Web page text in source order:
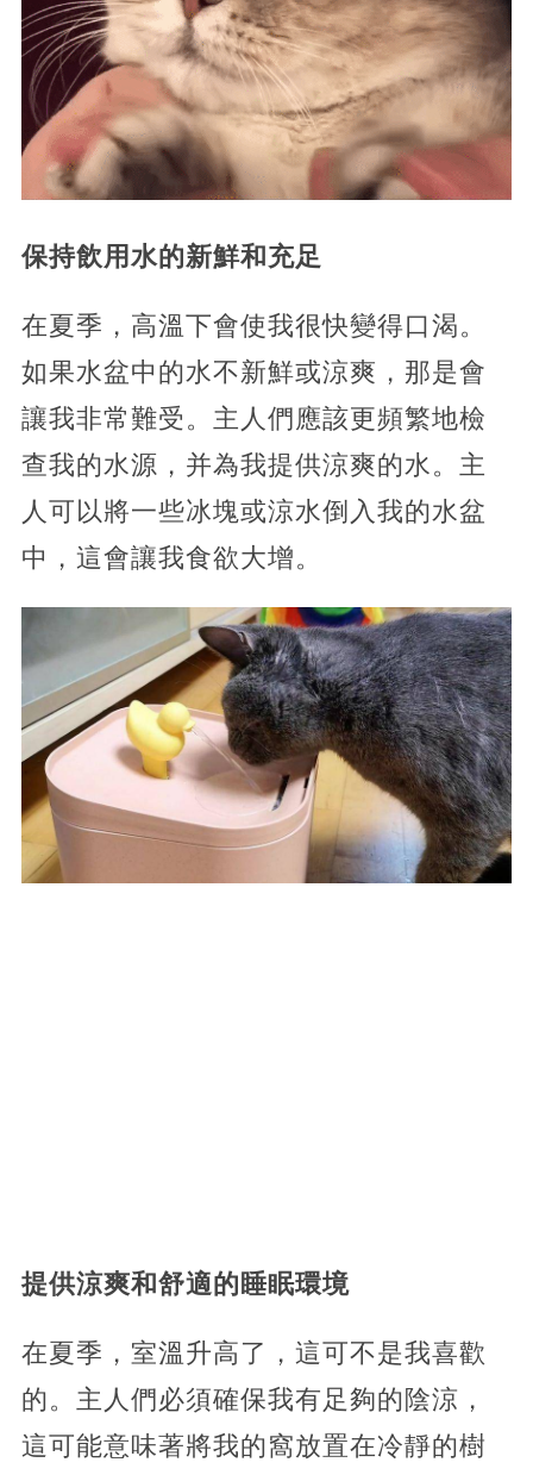
保持飲用水的新鮮和充足
在夏季，高溫下會使我很快變得口渴。
如果水盆中的水不新鮮或涼爽，那是會
讓我非常難受。主人們應該更頻繁地檢
查我的水源，并為我提供涼爽的水。主
人可以將一些冰塊或涼水倒入我的水盆
中，這會讓我食欲大增。
提供涼爽和舒適的睡眠環境
在夏季，室溫升高了，這可不是我喜歡
的。主人們必須確保我有足夠的陰涼，
這可能意味著將我的窩放置在冷靜的樹